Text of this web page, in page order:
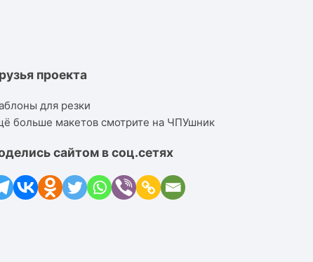
проекта
для резки
больше макетов смотрите на ЧПУшник
сайтом в соц.сетях